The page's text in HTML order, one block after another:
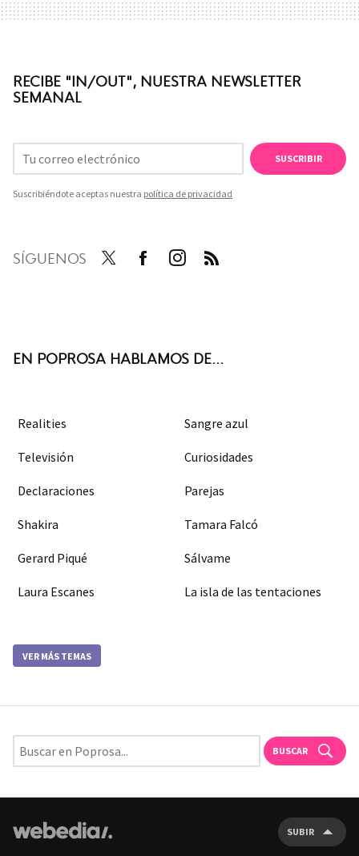
RECIBE "IN/OUT", NUESTRA NEWSLETTER
SEMANAL
SUSCRIBIR
Suscribiéndote aceptas nuestra política de privacidad
SÍGUENOS
EN POPROSA HABLAMOS DE...
Realities Sangre azul
Televisión Curiosidades
Declaraciones Parejas
Shakira Tamara Falcó
Gerard Piqué Sálvame
Laura Escanes La isla de las tentaciones
VER MÁS TEMAS
BUSCAR
SUBIR